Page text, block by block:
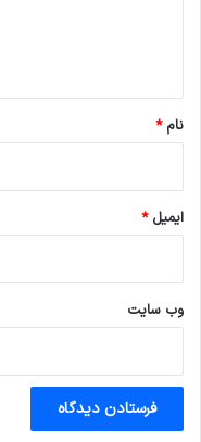
نام*
ایمیل*
وب‌ سایت